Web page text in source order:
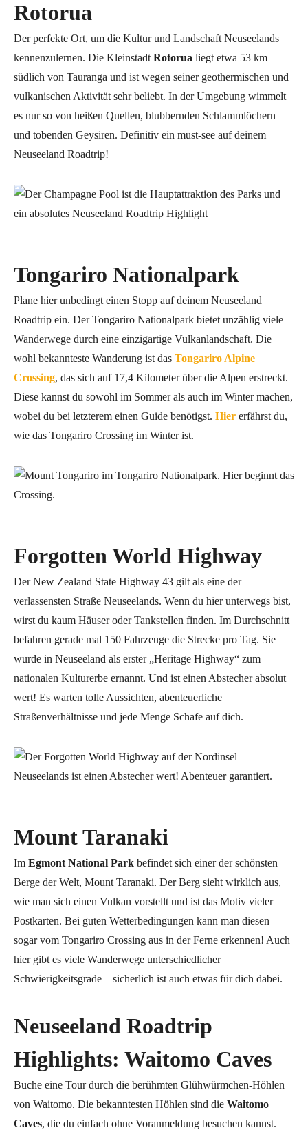
Rotorua
Der perfekte Ort, um die Kultur und Landschaft Neuseelands
kennenzulernen. Die Kleinstadt Rotorua liegt etwa 53 km
südlich von Tauranga und ist wegen seiner geothermischen und
vulkanischen Aktivität sehr beliebt. In der Umgebung wimmelt
es nur so von heißen Quellen, blubbernden Schlammlöchern
und tobenden Geysiren. Definitiv ein must-see auf deinem
Neuseeland Roadtrip!
Tongariro Nationalpark
Plane hier unbedingt einen Stopp auf deinem Neuseeland
Roadtrip ein. Der Tongariro Nationalpark bietet unzählig viele
Wanderwege durch eine einzigartige Vulkanlandschaft. Die
wohl bekannteste Wanderung ist das Tongariro Alpine
Crossing, das sich auf 17,4 Kilometer über die Alpen erstreckt.
Diese kannst du sowohl im Sommer als auch im Winter machen,
wobei du bei letzterem einen Guide benötigst. Hier erfährst du,
wie das Tongariro Crossing im Winter ist.
Forgotten World Highway
Der New Zealand State Highway 43 gilt als eine der
verlassensten Straße Neuseelands. Wenn du hier unterwegs bist,
wirst du kaum Häuser oder Tankstellen finden. Im Durchschnitt
befahren gerade mal 150 Fahrzeuge die Strecke pro Tag. Sie
wurde in Neuseeland als erster „Heritage Highway“ zum
nationalen Kulturerbe ernannt. Und ist einen Abstecher absolut
wert! Es warten tolle Aussichten, abenteuerliche
Straßenverhältnisse und jede Menge Schafe auf dich.
Mount Taranaki
Im Egmont National Park befindet sich einer der schönsten
Berge der Welt, Mount Taranaki. Der Berg sieht wirklich aus,
wie man sich einen Vulkan vorstellt und ist das Motiv vieler
Postkarten. Bei guten Wetterbedingungen kann man diesen
sogar vom Tongariro Crossing aus in der Ferne erkennen! Auch
hier gibt es viele Wanderwege unterschiedlicher
Schwierigkeitsgrade – sicherlich ist auch etwas für dich dabei.
Neuseeland Roadtrip
Highlights: Waitomo Caves
Buche eine Tour durch die berühmten Glühwürmchen-Höhlen
von Waitomo. Die bekanntesten Höhlen sind die Waitomo
Caves, die du einfach ohne Voranmeldung besuchen kannst.